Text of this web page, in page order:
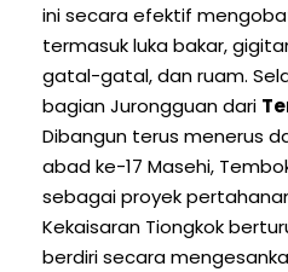
ini secara efektif
termasuk luka bakar,
gatal-gatal, dan ruam.
bagian Jurongguan dari
Dibangun terus menerus
abad ke-17 Masehi,
sebagai proyek
Kekaisaran Tiongkok
berdiri secara